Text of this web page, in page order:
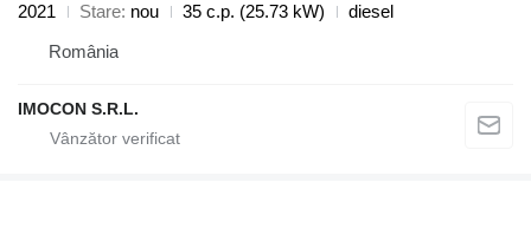
2021
Stare nou 35 c.p. (25.73 kW)
diesel
România
IMOCON S.R.L.